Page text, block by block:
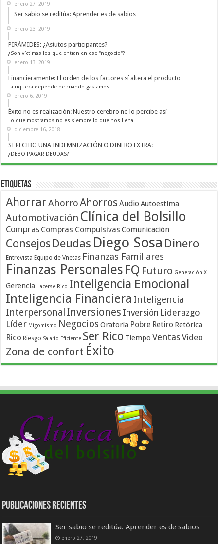
enero 27, 2019
Ser sabio se reditúa: Aprender es de sabios
enero 23, 2019
PIRÁMIDES: ¿Astutos participantes?
¿Son víctimas los que entran en ese "negocio"?
enero 13, 2019
Financieramente: El orden de los factores sí altera el producto
La riqueza depende de cuándo gastamos
enero 6, 2019
Éxito no es realización: Nuestro cerebro no lo percibe así
Lo que mostramos no es siempre lo que nos llena
diciembre 16, 2018
SI RECIBO UNA INDEMNIZACIÓN O DINERO EXTRA:
¿DEBO PAGAR DEUDAS?
Etiquetas
AhorrarAhorroAhorros Audio Autoestima
Automotivación Clínica del Bolsillo
Compras Compras Compulsivas Comunicación
Consejos Deudas Diego Sosa Dinero
Entrevista Equipo de Vnetas Finanzas Familiares
Finanzas Personales FQ Futuro Generación X
Gerencia Hacerse Rico Inteligencia Emocional
Inteligencia Financiera Inteligencia
Interpersonal Inversiones Inversión Liderazgo
Líder Migomismo Negocios Oratoria Pobre Retiro Retórica
Rico Riesgo Salario Eficiente Ser Rico Tiempo Ventas Video
Zona de confort Éxito
Publicaciones Recientes
Ser sabio se reditúa: Aprender es de sabios
enero 27, 2019